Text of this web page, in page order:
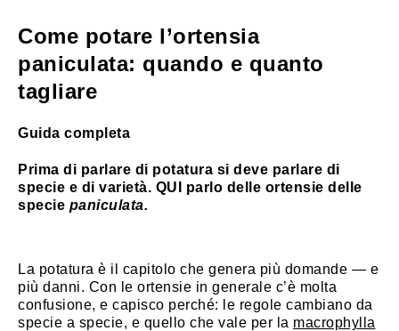
Come potare l’ortensia
paniculata: quando e quanto
tagliare
Guida completa
Prima di parlare di potatura si deve parlare di
specie e di varietà. QUI parlo delle ortensie delle
specie paniculata.
La potatura è il capitolo che genera più domande — e
più danni. Con le ortensie in generale c’è molta
confusione, e capisco perché: le regole cambiano da
specie a specie, e quello che vale per la macrophylla